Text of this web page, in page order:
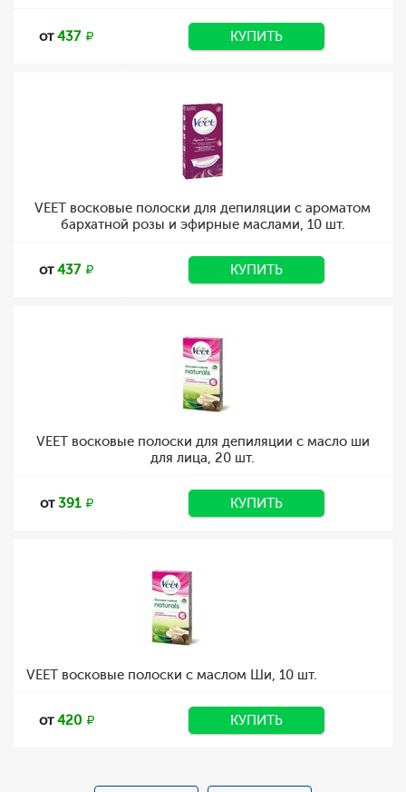
от437 КУПИТЬ
VEET восковые полоски для депиляции с ароматом
бархатной розы и эфирные маслами, 10 шт.
от437 КУПИТЬ
VEET восковые полоски для депиляции с масло ши
для лица, 20 шт.
от391 КУПИТЬ
VEET восковые полоски с маслом Ши, 10 шт.
от420 КУПИТЬ